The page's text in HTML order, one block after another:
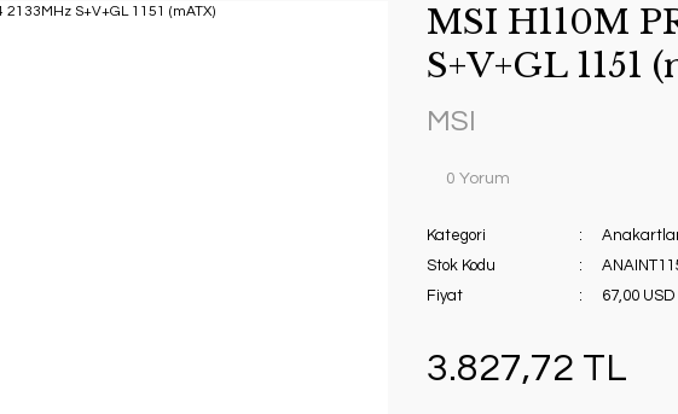
MSI H110M
S+V+GL 1151
MSI
0 Yorum
Kategori
Stok Kodu
Fiyat
67,00
3.827,72 TL